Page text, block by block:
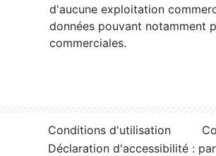
d'aucune exploitation
données pouvant notamment
commerciales.
Conditions d'utilisation
Déclaration d'accessibilité :